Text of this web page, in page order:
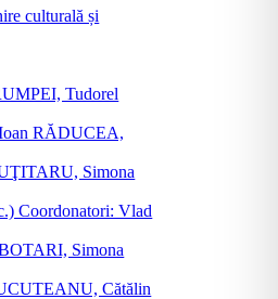
culturală și
Tudorel
RĂDUCEA,
Simona
Coordonatori: Vlad
Simona
Cătălin